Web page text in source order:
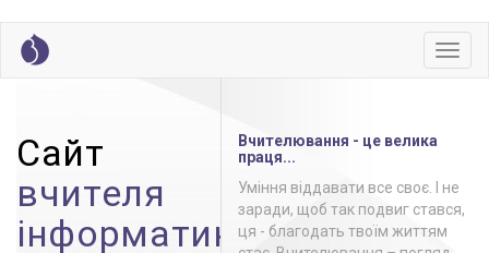
main
Сайт
вчителя
інформатики
Вчителювання - це велика
праця...
Уміння віддавати все своє. І не
заради, щоб так подвиг стався,
ця - благодать твоїм життям